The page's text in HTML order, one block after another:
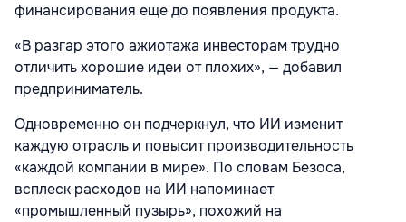
финансирования еще до появления продукта.
«В разгар этого ажиотажа инвесторам трудно
отличить хорошие идеи от плохих», — добавил
предприниматель.
Одновременно он подчеркнул, что ИИ изменит
каждую отрасль и повысит производительность
«каждой компании в мире». По словам Безоса,
всплеск расходов на ИИ напоминает
«промышленный пузырь», похожий на